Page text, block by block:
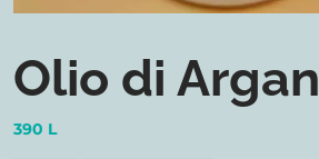
Olio di Argan
390 L